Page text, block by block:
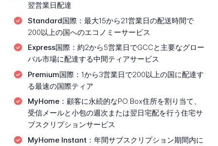
翌営業日配達
Standard国際： 最大15から21営業日の配送時間で
200以上の国へのエコノミーサービス
Express国際： 約2から5営業日でGCCと主要なグロー
バル市場に配達する中間ティアサービス
Premium国際： 1から3営業日で200以上の国に配達す
る最速の国際ティア
MyHome： 顧客に永続的なPO Box住所を割り当て、
受信メールと小包の週次または翌日宅配を行う住宅サ
ブスクリプションサービス
MyHome Instant： 年間サブスクリプション期間内に